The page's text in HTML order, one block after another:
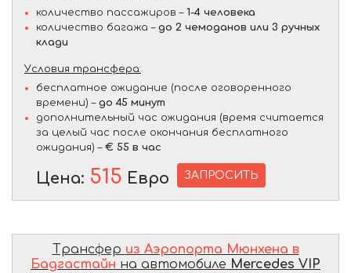
количество пассажиров – 1-4 человека
количество багажа – до 2 чемоданов или 3 ручных
клади
Условия трансфера:
бесплатное ожидание (после оговоренного
времени) – до 45 минут
дополнительный час ожидания (время считается
за целый час после окончания бесплатного
ожидания) – € 55 в час
Цена: 515 Евро ЗАПРОСИТЬ
Трансфер из Аэропорта Мюнхена в
Бадгастайн на автомобиле Mercedes VIP